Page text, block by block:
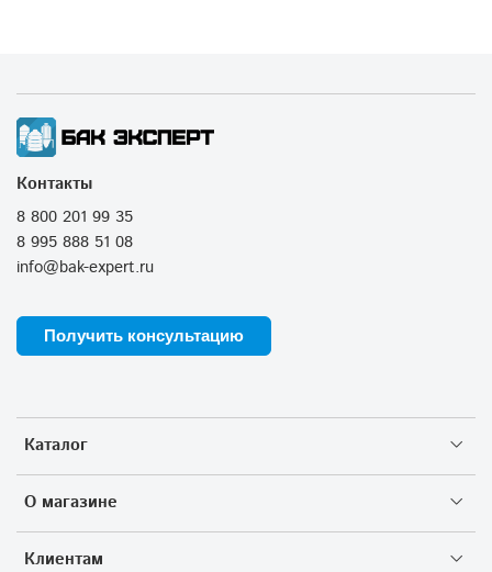
Каталог
О магазине
Клиентам
Контакты
8 800 201 99 35
8 995 888 51 08
info@bak-expert.ru
Получить консультацию